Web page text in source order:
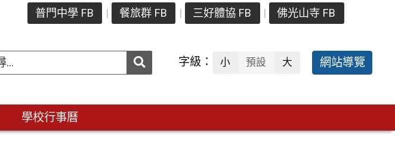
普門中學 FB 餐旅群 FB 三好體協 FB 佛光山寺 FB
送出 字級： 小 預設 大 網站導覽
學校行事曆